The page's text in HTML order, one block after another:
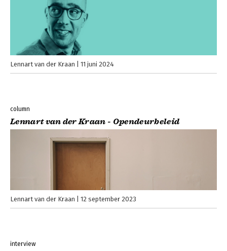
Lennart van der Kraan 11 juni 2024
column
Lennart van der Kraan - Opendeurbeleid
Lennart van der Kraan 12 september 2023
interview